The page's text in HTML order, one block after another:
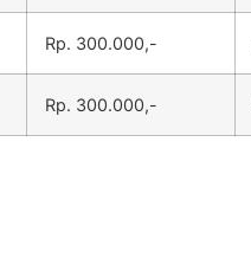
Rp. 300.000,-
Rp. 300.000,-